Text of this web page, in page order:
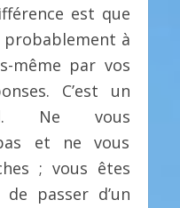
est que
probablement à
même par vos
C’est un
Ne vous
et ne vous
; vous êtes
passer d’un